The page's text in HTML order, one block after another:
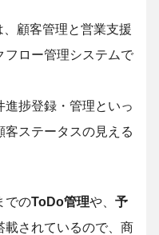
、顧客管理と営業支援
フロー管理システムで
捗登録・管理といっ
ステータスの見える
でのToDo管理や、 予
載されているので、商